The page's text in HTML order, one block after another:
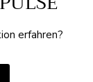
erfahren?